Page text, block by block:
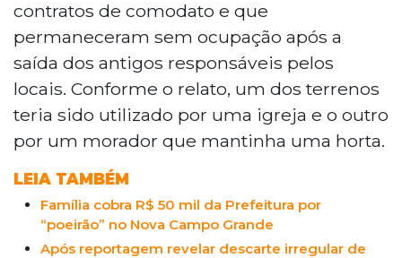
anos. Os locais, tomados pelo mato,
acumulam lixo e animais mortos, atraindo
escorpiões e ratos. Há relatos de casos de
dengue na região. A Prefeitura foi
procurada, mas não se manifestou até a
publicação.
contratos de comodato e que
permaneceram sem ocupação após a
saída dos antigos responsáveis pelos
locais. Conforme o relato, um dos terrenos
teria sido utilizado por uma igreja e o outro
por um morador que mantinha uma horta.
LEIA TAMBÉM
Família cobra R$ 50 mil da Prefeitura por
“poeirão” no Nova Campo Grande
Após reportagem revelar descarte irregular de